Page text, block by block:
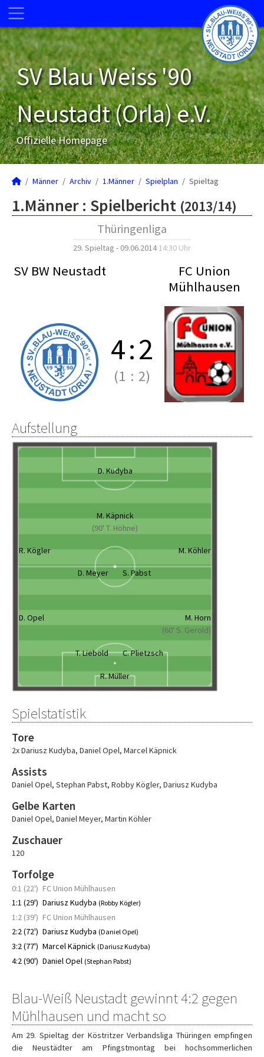
SV Blau Weiss '90
Neustadt (Orla) e.V.
Offizielle Homepage
Männer Archiv 1.Männer Spielplan Spieltag
1.Männer : Spielbericht (2013/14)
Thüringenliga
29. Spieltag - 09.06.201414:30 Uhr
SV BW Neustadt
FC Union
Mühlhausen
4:2
(1 : 2)
Aufstellung
D. Kudyba
M. Käpnick
(90' T. Höhne)
R. Kögler M. Köhler
D. Meyer S. Pabst
D. Opel
M. Horn
(60' S. Gerold)
T. Liebold C. Plietzsch
R. Müller
Spielstatistik
Tore
2x Dariusz Kudyba, Daniel Opel, Marcel Käpnick
Assists
Daniel Opel, Stephan Pabst, Robby Kögler, Dariusz Kudyba
Gelbe Karten
Daniel Opel, Daniel Meyer, Martin Köhler
Zuschauer
120
Torfolge
0:1 (22') FC Union Mühlhausen
1:1 (29') Dariusz Kudyba (Robby Kögler)
1:2 (39') FC Union Mühlhausen
2:2 (72') Dariusz Kudyba (Daniel Opel)
3:2 (77') Marcel Käpnick (Dariusz Kudyba)
4:2 (90') Daniel Opel (Stephan Pabst)
Blau-Weiß Neustadt gewinnt 4:2 gegen
Mühlhausen und macht so
Am 29. Spieltag der Köstritzer Verbandsliga Thüringen empfingen
die Neustädter am Pfingstmontag bei hochsommerlichen